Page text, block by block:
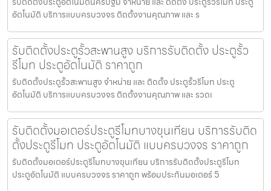
อัตโนมัติ บริการแบบครบวงจร ติดตั้งงานคุณภาพ และ ร
รับติดตั้งประตูรั้วสะพานสูง บริการรับติดตั้ง ประตูรั้ว
รีโมท ประตูอัตโนมัติ ราคาถูก
รับติดตั้งประตูรั้วสะพานสูง จำหน่าย และ ติดตั้ง ประตูรั้วรีโมท ประตู
อัตโนมัติ บริการแบบครบวงจร ติดตั้งงานคุณภาพ และ รวดเ
รับติดตั้งมอเตอร์ประตูรีโมทบางขุนเทียน บริการรับติด
ตั้งประตูรีโมท ประตูอัตโนมัติ แบบครบวงจร ราคาถูก
รับติดตั้งมอเตอร์ประตูรีโมทบางขุนเทียน บริการรับติดตั้งประตูรีโมท
ประตูอัตโนมัติ แบบครบวงจร ราคาถูก พร้อมประกันมอเตอร์ 5